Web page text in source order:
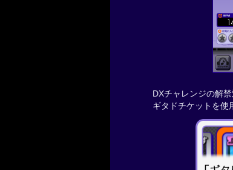
DXチャレンジの解
ギタドチケットを使